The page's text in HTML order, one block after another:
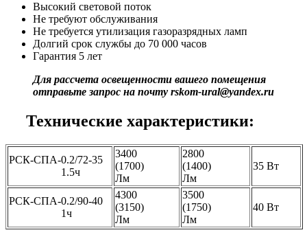
Высокий световой поток
Не требуют обслуживания
Не требуется утилизация газоразрядных ламп
Долгий срок службы до 70 000 часов
Гарантия 5 лет
Для рассчета освещенности вашего помещения
отправьте запрос на почту rskom-ural@yandex.ru
Технические характеристики:
РСК-СПА-0.2/72-35
1.5ч
3400
(1700)
Лм
2800
(1400)
Лм
35 Вт
РСК-СПА-0.2/90-40
1ч
4300
(3150)
Лм
3500
(1750)
Лм
40 Вт